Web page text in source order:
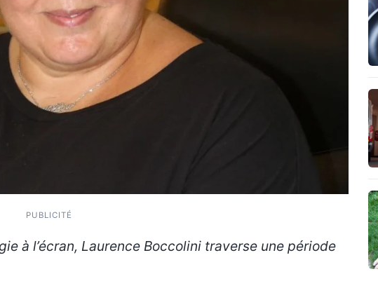
PUBLICITÉ
à l’écran, Laurence Boccolini traverse une période